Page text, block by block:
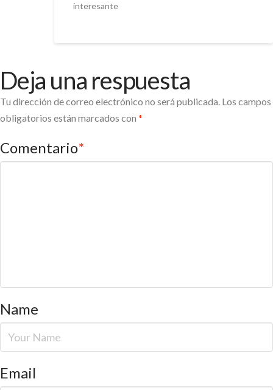
interesante
Deja una respuesta
Tu dirección de correo electrónico no será publicada. Los campos
obligatorios están marcados con *
Comentario*
Name
Email